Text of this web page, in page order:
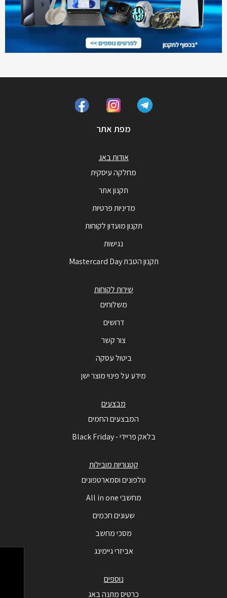
מפת אתר
אודות באג
מחלקה עיסקית
תקנון אתר
מדיניות פרטיות
תקנון מועדון לקוחות
נגישות
תקנון הטבת Mastercard Day
שירות לקוחות
משלוחים
דרושים
צור קשר
ביטול עסקה
מידע על פינוי מוצר ישן
מבצעים
המבצעים החמים
בלאק פריידי - Black Friday
קטגוריות מובילות
טלפונים וסמארטפונים
מחשבי All in one
שעונים חכמים
מסכי מחשב
אביזרי גיימינג
נוספים
כרטיס מתנה באג